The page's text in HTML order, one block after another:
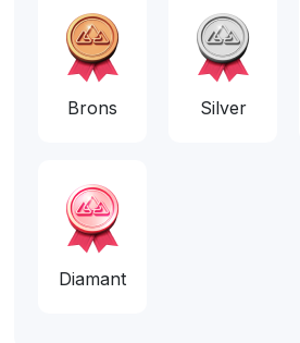
Brons Silver
Diamant